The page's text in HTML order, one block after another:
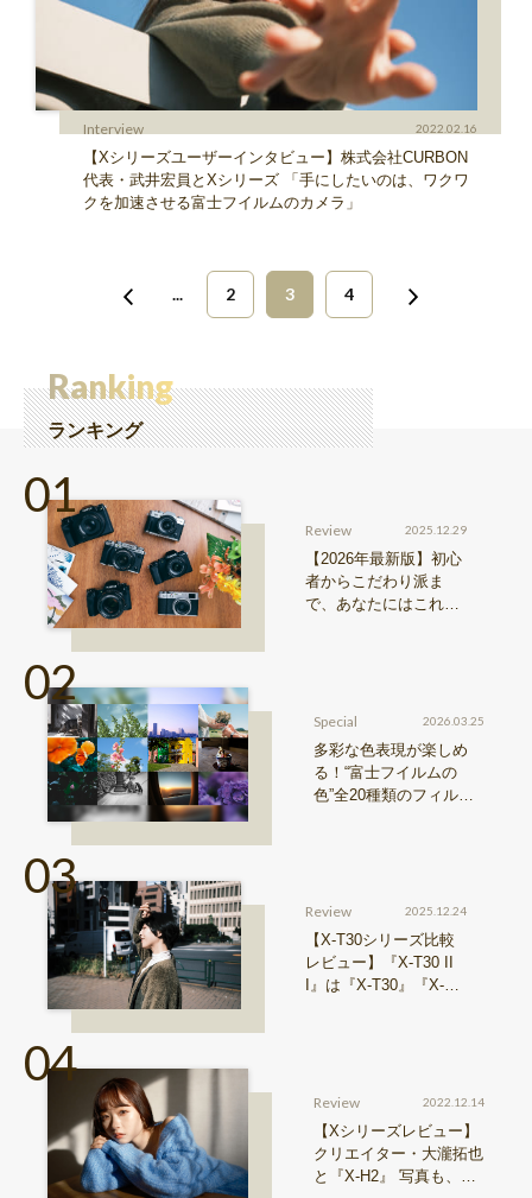
Interview 2022.02.16
【Xシリーズユーザーインタビュー】株式会社CURBON
代表・武井宏員とXシリーズ 「手にしたいのは、ワクワ
クを加速させる富士フイルムのカメラ」
... 2 3 4
Ranking
ランキング
Review 2025.12.29
【2026年最新版】初心
者からこだわり派ま
で、あなたにはこれが
Special 2026.03.25
多彩な色表現が楽しめ
る！“富士フイルムの
色”全20種類のフィルム
Review 2025.12.24
【X-T30シリーズ比較
レビュー】『X-T30 II
I』は『X-T30』『X-T3
Review 2022.12.14
【Xシリーズレビュー】
クリエイター・大瀧拓也
と『X-H2』 写真も、動